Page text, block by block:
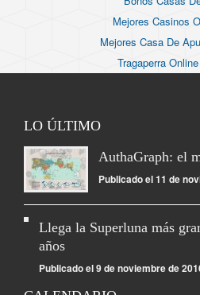
Mejores Casinos
Mejores Casa De
Tragaperra
LO ÚLTIMO
AuthaGraph: el
Publicado el 11 de
Llega la Superluna más
años
Publicado el 9 de noviembre de